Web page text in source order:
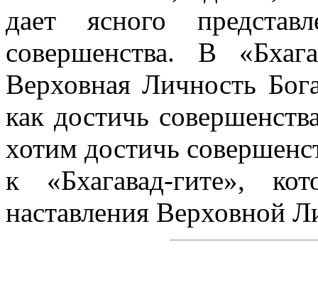
дает ясного
совершенства. В
Верховная Личность
как достичь
хотим достичь
к «Бхагавад-гите»,
наставления Верховной